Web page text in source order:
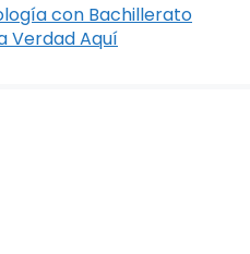
con Bachillerato
Verdad Aquí